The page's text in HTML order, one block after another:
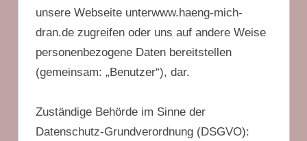
unsere Webseite unterwww.haeng-mich-
dran.de zugreifen oder uns auf andere Weise
personenbezogene Daten bereitstellen
(gemeinsam: „Benutzer“), dar.
Zuständige Behörde im Sinne der
Datenschutz-Grundverordnung (DSGVO):